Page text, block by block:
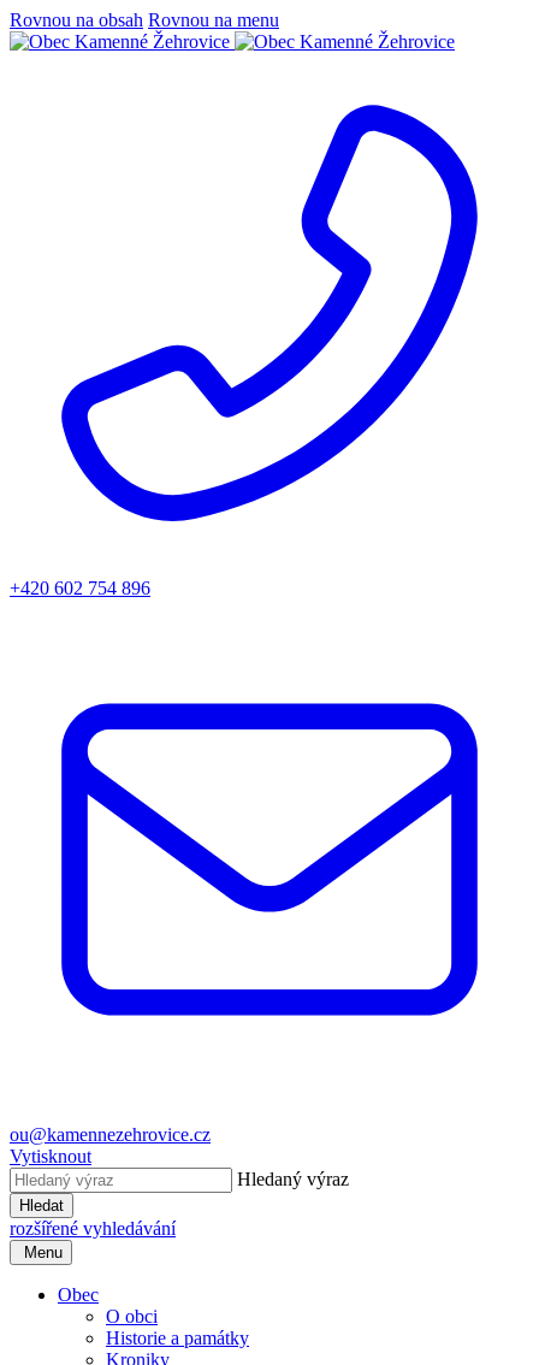
Rovnou na obsah Rovnou na menu
+420 602 754 896
ou@kamennezehrovice.cz
Vytisknout
Hledaný výraz
Hledat
rozšířené vyhledávání
Menu
Obec
O obci
Historie a památky
Kroniky